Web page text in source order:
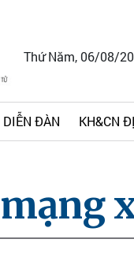
Thứ Năm, 06/08/
DIỄN ĐÀN KH&CN